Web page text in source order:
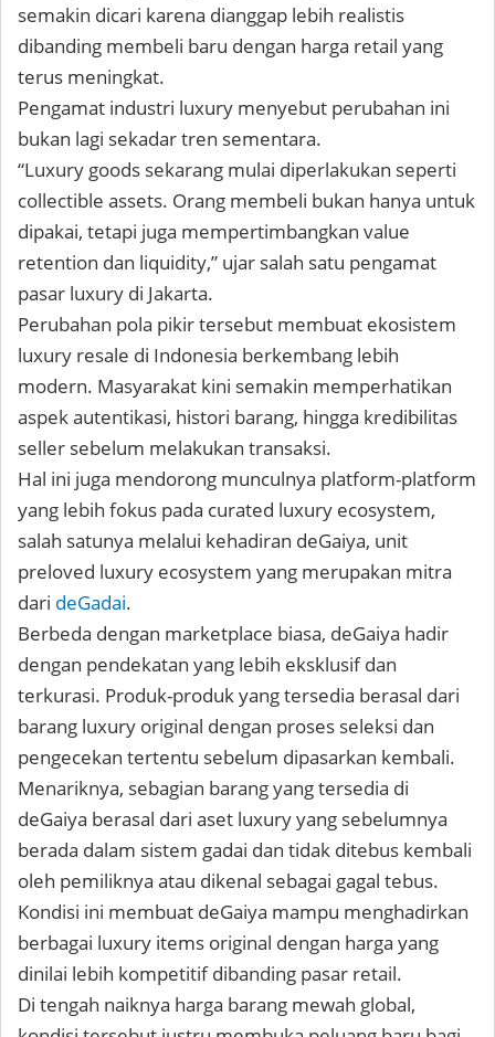
semakin dicari karena dianggap lebih realistis
dibanding membeli baru dengan harga retail yang
terus meningkat.
Pengamat industri luxury menyebut perubahan ini
bukan lagi sekadar tren sementara.
“Luxury goods sekarang mulai diperlakukan seperti
collectible assets. Orang membeli bukan hanya untuk
dipakai, tetapi juga mempertimbangkan value
retention dan liquidity,” ujar salah satu pengamat
pasar luxury di Jakarta.
Perubahan pola pikir tersebut membuat ekosistem
luxury resale di Indonesia berkembang lebih
modern. Masyarakat kini semakin memperhatikan
aspek autentikasi, histori barang, hingga kredibilitas
seller sebelum melakukan transaksi.
Hal ini juga mendorong munculnya platform-platform
yang lebih fokus pada curated luxury ecosystem,
salah satunya melalui kehadiran deGaiya, unit
preloved luxury ecosystem yang merupakan mitra
dari deGadai.
Berbeda dengan marketplace biasa, deGaiya hadir
dengan pendekatan yang lebih eksklusif dan
terkurasi. Produk-produk yang tersedia berasal dari
barang luxury original dengan proses seleksi dan
pengecekan tertentu sebelum dipasarkan kembali.
Menariknya, sebagian barang yang tersedia di
deGaiya berasal dari aset luxury yang sebelumnya
berada dalam sistem gadai dan tidak ditebus kembali
oleh pemiliknya atau dikenal sebagai gagal tebus.
Kondisi ini membuat deGaiya mampu menghadirkan
berbagai luxury items original dengan harga yang
dinilai lebih kompetitif dibanding pasar retail.
Di tengah naiknya harga barang mewah global,